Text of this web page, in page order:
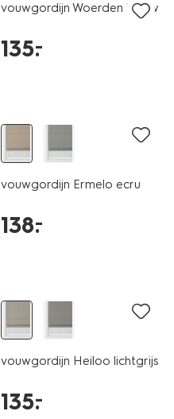
vouwgordijn Woerden blauw
135.
–
vouwgordijn Ermelo ecru
138.
–
vouwgordijn Heiloo lichtgrijs
135.
–